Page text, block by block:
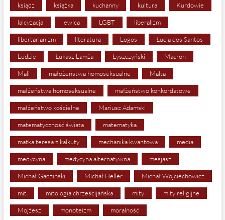
ksiądz książka kuchanny kultura Kurdowie
laicyzacja lewica LGBT liberalizm
libertarianizm literatura Logos Łucja dos Santos
Ludzie Łukasz Lamża Łyszczyński Macron
Mali małożeństwa homoseksualne Malta
małżeństwa homoseksualne małżeństwo konkordatowe
małżeństwo kościelne Mariusz Adamski
matematyczność świata matematyka
matka teresa z kalkuty mechanika kwantowa media
medycyna medycyna alternatywna mesjasz
Michał Gadziński Michał Heller Michał Wojciechowicz
mit mitologia chrześcijańska mity mity religijne
Mojżesz monoteizm moralność